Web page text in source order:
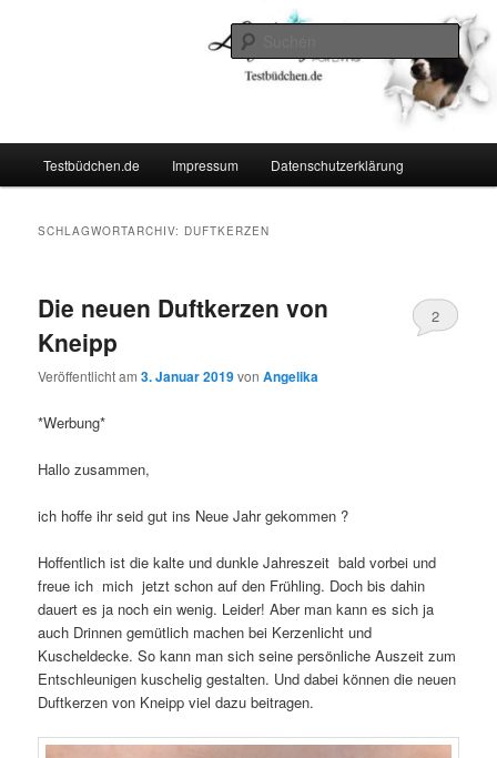
Testbüdchen.de Impressum Datenschutzerklärung
SCHLAGWORTARCHIV: DUFTKERZEN
Die neuen Duftkerzen von
Kneipp
Veröffentlicht am3. Januar 2019vonAngelika
2
*Werbung*
Hallo zusammen,
ich hoffe ihr seid gut ins Neue Jahr gekommen ?
Hoffentlich ist die kalte und dunkle Jahreszeit bald vorbei und
freue ich mich jetzt schon auf den Frühling. Doch bis dahin
dauert es ja noch ein wenig. Leider! Aber man kann es sich ja
auch Drinnen gemütlich machen bei Kerzenlicht und
Kuscheldecke. So kann man sich seine persönliche Auszeit zum
Entschleunigen kuschelig gestalten. Und dabei können die neuen
Duftkerzen von Kneipp viel dazu beitragen.